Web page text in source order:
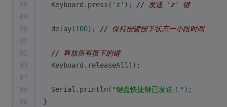
88
  Keyboard.
press ( 'z' ); // 发送 'z' 键
89
90
delay(100); // 保持按键按下状态一小段时间
91
92
// 释放所有按下的键
93
  Keyboard.
releaseAll ();
94
95
  Serial.
println ( "键盘快捷键已发送！" );
96
}